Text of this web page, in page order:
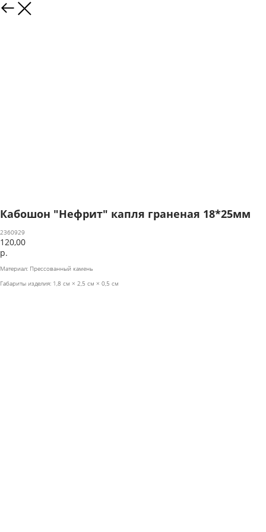
Кабошон "Нефрит" капля граненая 18*25мм
2360929
120,00
р.
Материал: Прессованный камень
Габариты изделия: 1,8 см × 2,5 см × 0,5 см